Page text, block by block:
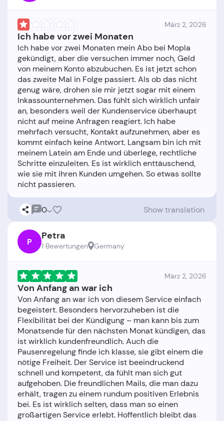
März 2, 2026
Ich habe vor zwei Monaten
Ich habe vor zwei Monaten mein Abo bei Mopla
gekündigt, aber die versuchen immer noch, Geld
von meinem Konto abzubuchen. Es ist jetzt schon
das zweite Mal in Folge passiert. Als ob das nicht
genug wäre, drohen sie mir jetzt sogar mit einem
Inkassounternehmen. Das fühlt sich wirklich unfair
an, besonders weil der Kundenservice überhaupt
nicht auf meine Anfragen reagiert. Ich habe
mehrfach versucht, Kontakt aufzunehmen, aber es
kommt einfach keine Antwort. Langsam bin ich mit
meinem Latein am Ende und überlege, rechtliche
Schritte einzuleiten. Es ist wirklich enttäuschend,
wie sie mit ihren Kunden umgehen. So etwas sollte
0 Show translation
P Petra
1 Bewertungen Germany
März 2, 2026
Von Anfang an war ich
Von Anfang an war ich von diesem Service einfach
begeistert. Besonders hervorzuheben ist die
Flexibilität bei der Kündigung – man kann bis zum
Monatsende für den nächsten Monat kündigen, das
ist wirklich kundenfreundlich. Auch die
Pausenregelung finde ich klasse, sie gibt einem die
nötige Freiheit. Der Service ist beeindruckend
schnell und kompetent, da fühlt man sich gut
aufgehoben. Die freundlichen Mails, die man dazu
erhält, tragen zu einem rundum positiven Erlebnis
bei. Es ist wirklich selten, dass man so einen
großartigen Service erlebt. Hoffentlich bleibt das